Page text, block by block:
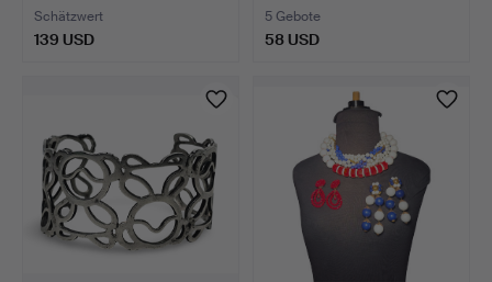
Schätzwert
139 USD
5 Gebote
58 USD